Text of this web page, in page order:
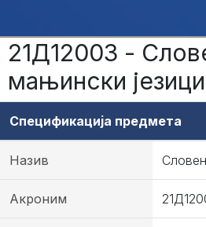
21Д12003 -
мањински језици
Спецификација предмета
Назив
Акроним